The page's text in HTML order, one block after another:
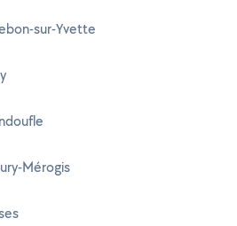
sur-Yvette
Mérogis